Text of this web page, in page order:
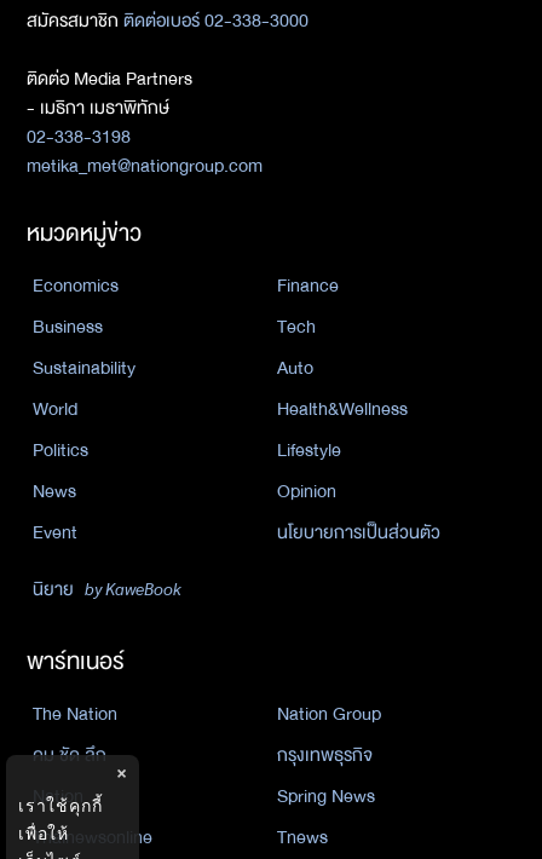
สมัครสมาชิกติดต่อเบอร์ 02-338-3000
ติดต่อ Media Partners
- เมธิกา เมธาพิทักษ์
02-338-3198
metika_met@nationgroup.com
หมวดหมู่ข่าว
Economics
Finance
Business
Tech
Sustainability
Auto
World
Health&Wellness
Politics
Lifestyle
News
Opinion
Event
นโยบายการเป็นส่วนตัว
นิยาย by KaweBook
พาร์ทเนอร์
The Nation
Nation Group
คม ชัด ลึก
กรุงเทพธุรกิจ
Nation
Spring News
Thainewsonline
Tnews
×
เราใช้คุกกี้
เพื่อให้